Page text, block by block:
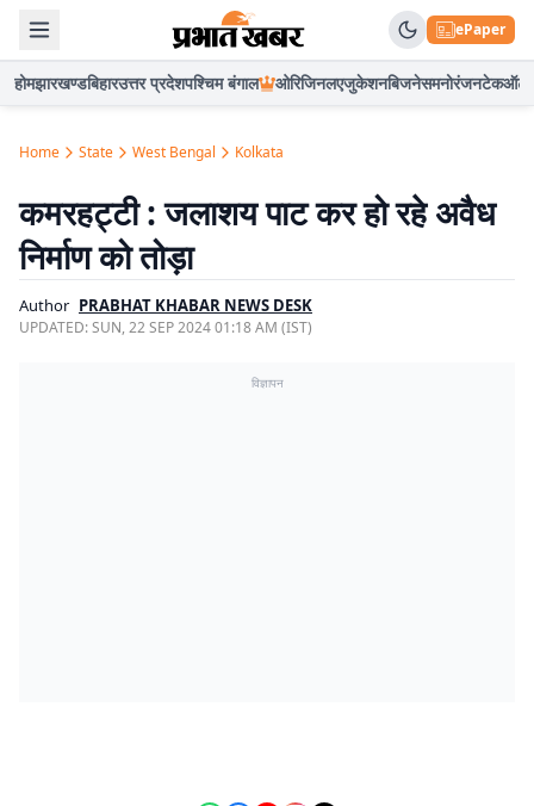
ePaper
होमझारखण्डबिहारउत्तर प्रदेशपश्चिम बंगाल ओरिजिनलएजुकेशनबिजनेसमनोरंजनटेकऑटो
Home State West Bengal Kolkata
कमरहट्टी : जलाशय पाट कर हो रहे अवैध
निर्माण को तोड़ा
Author PRABHAT KHABAR NEWS DESK
UPDATED:SUN, 22 SEP 2024 01:18 AM (IST)
विज्ञापन